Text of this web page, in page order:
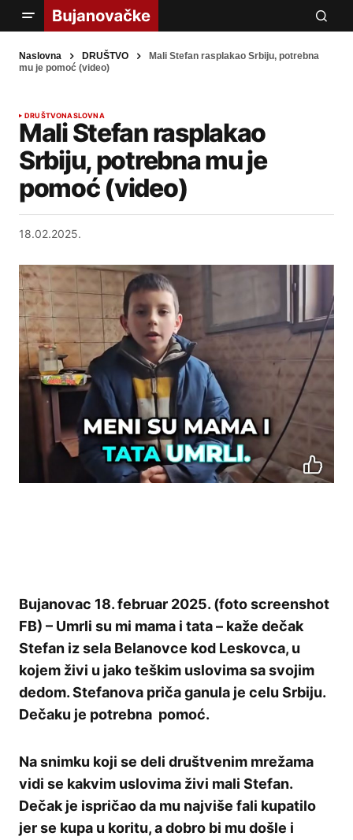
Naslovna DRUŠTVO
Mali Stefan rasplakao Srbiju, potrebna
mu je pomoć (video)
DRUŠTVONASLOVNA
Mali Stefan rasplakao
Srbiju, potrebna mu je
pomoć (video)
18.02.2025.
Bujanovac 18. februar 2025. (foto screenshot
FB) – Umrli su mi mama i tata – kaže dečak
Stefan iz sela Belanovce kod Leskovca, u
kojem živi u jako teškim uslovima sa svojim
dedom. Stefanova priča ganula je celu Srbiju.
Dečaku je potrebna pomoć.
Na snimku koji se deli društvenim mrežama
vidi se kakvim uslovima živi mali Stefan.
Dečak je ispričao da mu najviše fali kupatilo
jer se kupa u koritu, a dobro bi mu došle i